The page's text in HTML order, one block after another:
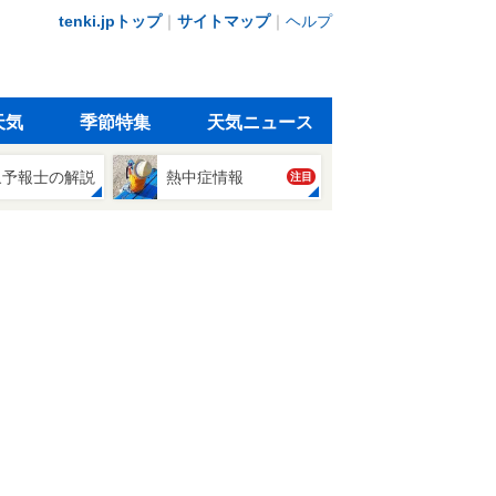
tenki.jpトップ｜ サイトマップ｜ ヘルプ
気 季節特集 天気ニュース
報士の解説 熱中症情報 注目